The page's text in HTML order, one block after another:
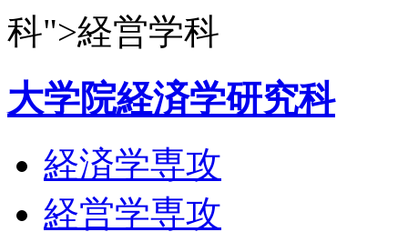
科">経営学科
大学院経済学研究科
経済学専攻
経営学専攻